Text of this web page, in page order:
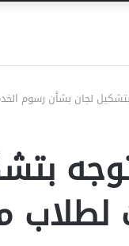
بتشكيل لجان بشأن رسوم
توجه